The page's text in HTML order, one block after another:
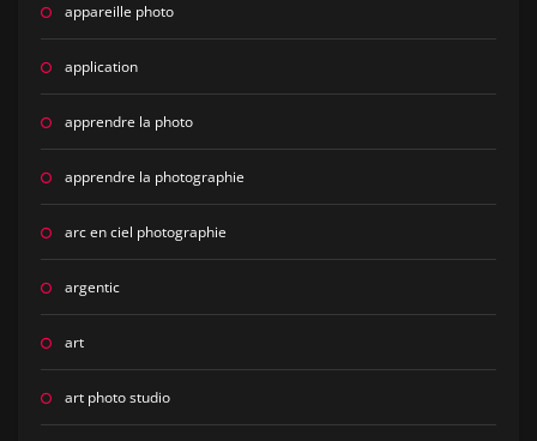
appareille photo
application
apprendre la photo
apprendre la photographie
arc en ciel photographie
argentic
art
art photo studio